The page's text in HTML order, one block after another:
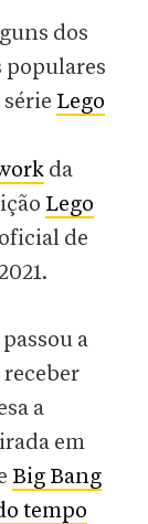
dos
populares
Lego
da
Lego
de
a
receber
a
em
Big Bang
tempo